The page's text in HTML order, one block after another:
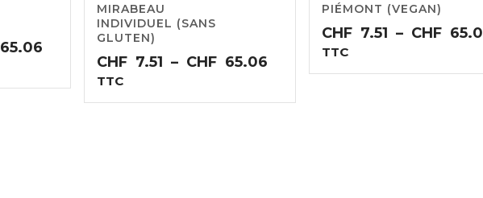
65.06
prix :
CHF7.51
MIRABEAU
INDIVIDUEL (SANS
GLUTEN)
CHF 7.51 – CHF 65.06
prix :
TTC
PIÉMONT (VEGAN)
CHF 7.51 – CHF
TTC